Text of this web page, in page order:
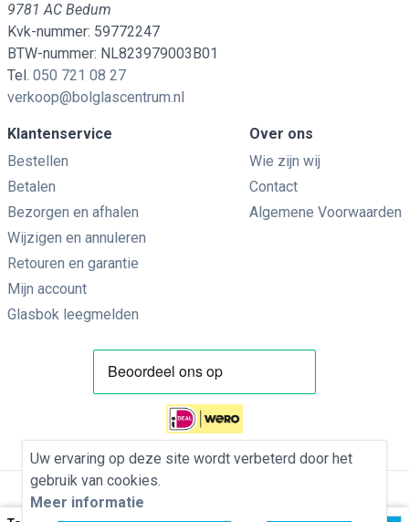
9781 AC Bedum
Kvk-nummer: 59772247
BTW-nummer: NL823979003B01
Tel. 050 721 08 27
verkoop@bolglascentrum.nl
Klantenservice
Bestellen
Betalen
Bezorgen en afhalen
Wijzigen en annuleren
Retouren en garantie
Mijn account
Glasbok leegmelden
Over ons
Wie zijn wij
Contact
Algemene Voorwaarden
Privacybeleid
Uw ervaring op deze site wordt verbeterd door het
gebruik van cookies.
Meer informatie